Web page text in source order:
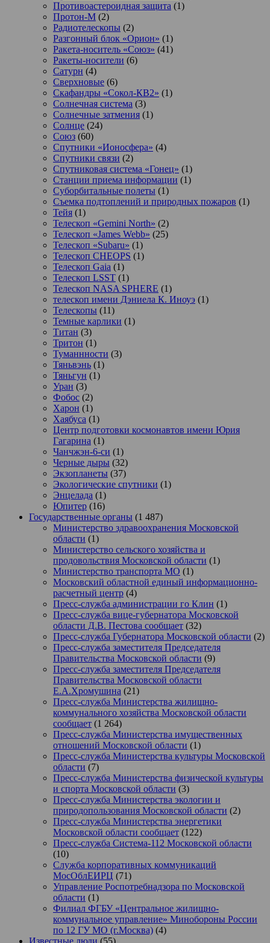
Противоастероидная защита (1)
Протон-М (2)
Радиотелескопы (2)
Разгонный блок «Орион» (1)
Ракета-носитель «Союз» (41)
Ракеты-носители (6)
Сатурн (4)
Сверхновые (6)
Скафандры «Сокол-КВ2» (1)
Солнечная система (3)
Солнечные затмения (1)
Солнце (24)
Союз (60)
Спутники «Ионосфера» (4)
Спутники связи (2)
Спутниковая система «Гонец» (1)
Станции приема информации (1)
Суборбитальные полеты (1)
Съемка подтоплений и природных пожаров (1)
Тейя (1)
Телескоп «Gemini North» (2)
Телескоп «James Webb» (25)
Телескоп «Subaru» (1)
Телескоп CHEOPS (1)
Телескоп Gaia (1)
Телескоп LSST (1)
Телескоп NASA SPHERE (1)
телескоп имени Дэниела К. Иноуэ (1)
Телескопы (11)
Темные карлики (1)
Титан (3)
Тритон (1)
Туманнности (3)
Тяньвэнь (1)
Тяньгун (1)
Уран (3)
Фобос (2)
Харон (1)
Хаябуса (1)
Центр подготовки космонавтов имени Юрия
Гагарина (1)
Чанчжэн-6-си (1)
Черные дыры (32)
Экзопланеты (37)
Экологические спутники (1)
Энцелада (1)
Юпитер (16)
Государственные органы (1 487)
Министерство здравоохранения Московской
области (1)
Министерство сельского хозяйства и
продовольствия Московской области (1)
Министерство транспорта МО (1)
Московский областной единый информационно-
расчетный центр (4)
Пресс-служба администрации го Клин (1)
Пресс-служба вице-губернатора Московской
области Д.В. Пестова сообщает (32)
Пресс-служба Губернатора Московской области (2)
Пресс-служба заместителя Председателя
Правительства Московской области (9)
Пресс-служба заместителя Председателя
Правительства Московской области
Е.А.Хромушина (21)
Пресс-служба Министерства жилищно-
коммунального хозяйства Московской области
сообщает (1 264)
Пресс-служба Министерства имущественных
отношений Московской области (1)
Пресс-служба Министерства культуры Московской
области (7)
Пресс-служба Министерства физической культуры
и спорта Московской области (3)
Пресс-служба Министерства экологии и
природопользования Московской области (2)
Пресс-служба Министерства энергетики
Московской области сообщает (122)
Пресс-служба Система-112 Московской области
(10)
Служба корпоративных коммуникаций
МосОблЕИРЦ (71)
Управление Роспотребнадзора по Московской
области (1)
Филиал ФГБУ «Центральное жилищно-
коммунальное управление» Минобороны России
по 12 ГУ МО (г.Москва) (4)
Известные люди (55)